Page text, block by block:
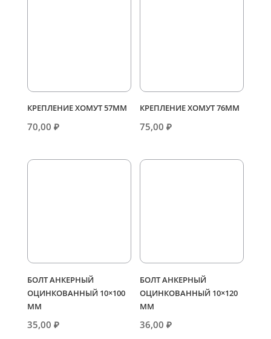
КРЕПЛЕНИЕ ХОМУТ 57ММ
70,00 ₽
КРЕПЛЕНИЕ ХОМУТ 76ММ
75,00₽
БОЛТ АНКЕРНЫЙ
ОЦИНКОВАННЫЙ 10×100
ММ
35,00 ₽
БОЛТ АНКЕРНЫЙ
ОЦИНКОВАННЫЙ 10×120
ММ
36,00₽